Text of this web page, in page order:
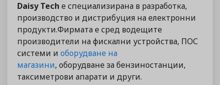
Daisy Tech е специализирана в разработка,
производство и дистрибуция на електронни
продукти.Фирмата е сред водещите
производители на фискални устройства, ПОС
системи и оборудване на
магазини, оборудване за бензиностанции,
таксиметрови апарати и други.